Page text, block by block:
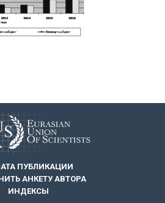
ПУБЛИКАЦИИ
АНКЕТУ АВТОРА
ИНДЕКСЫ